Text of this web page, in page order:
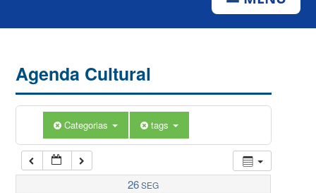
Agenda Cultural
Categorias tags
26SEG
5:00
7:00